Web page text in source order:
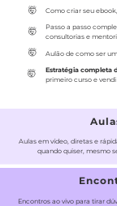
​🤯 Como criar seu
​🤯
Passo a passo
consultorias e
​🤯 Aulão de como ser
​🤯 Estratégia completa
primeiro curso e
Aulas em vídeo, diretas e
quando quiser, mesmo
Encontros ao vivo para tirar